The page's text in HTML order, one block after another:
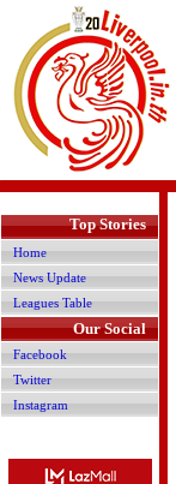
Top Stories
Home
News Update
Leagues Table
Our Social
Facebook
Twitter
Instagram